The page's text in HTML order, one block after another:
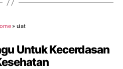
» ulat
Untuk Kecerdasan